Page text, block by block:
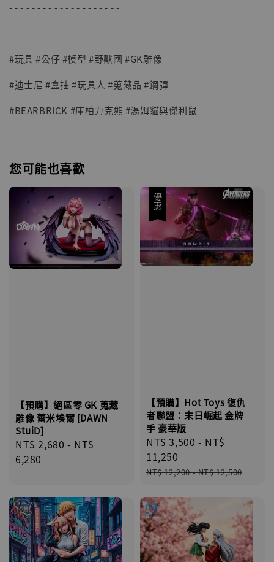
子彈飛 鵝城縣長 張麻子 [BK01]
- - - - - - - - - - - - - - - - - - - -
#玩具 #公仔 #模型 #野獸國 #GK雕像
#迪士尼 #盒抽 #玩具人 #蒐藏品 #鋼彈
#BEARBRICK #庫柏力克熊 #湯姆貓與傑利鼠
您可能也喜歡
【預購】絕區零 GK 蒐藏
雕像 蕾米埃爾 [DAWN
StuiD]
Regular
price
NT$ 2,680 - NT$
6,280
優惠
【預購】Hot Toys 復仇
者聯盟：末日崛起 金牌
手 豪華版
Sale
price
NT$ 3,500 - NT$
11,250
Regular
NT$ 12,200-NT$ 12,500